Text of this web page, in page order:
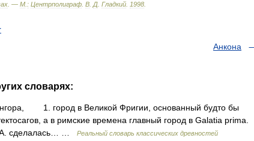
. — М : Центрполиграф В Д Гладкий 1998
Анкона
словарях:
1. город в Великой Фригии, основанный будто бы
а в римские времена главный город в Galatia prima.
А. сделалась… …
Реальный словарь классических древностей